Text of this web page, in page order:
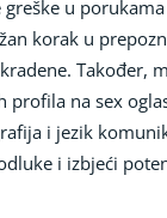
u
korak u
Također,
profila na sex
i jezik
i izbjeći